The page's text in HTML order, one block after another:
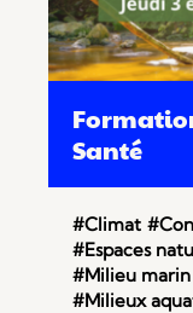
Santé
#Climat
#Espaces
#Milieu marin
#Milieux